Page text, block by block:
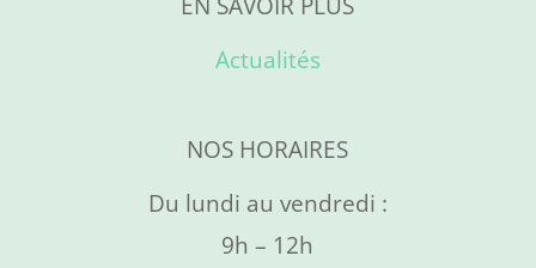
Actualités
NOS HORAIRES
Du lundi au vendredi :
9h – 12h